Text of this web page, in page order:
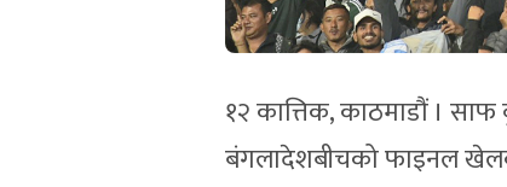
१२ कात्तिक, काठमाडौं ।
बंगलादेशबीचको फाइनल